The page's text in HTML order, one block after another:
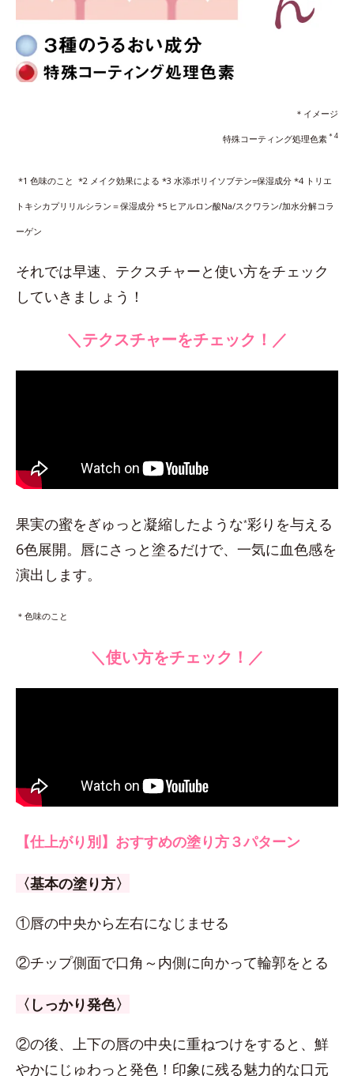
＊イメージ
特殊コーティング処理色素＊4
*1 色味のこと *2 メイク効果による *3 水添ポリイソブテン=保湿成分 *4 トリエ
トキシカプリリルシラン＝保湿成分 *5 ヒアルロン酸Na/スクワラン/加水分解コラ
ーゲン
それでは早速、テクスチャーと使い方をチェック
していきましょう！
＼テクスチャーをチェック！／
果実の蜜をぎゅっと凝縮したような*彩りを与える
6色展開。唇にさっと塗るだけで、一気に血色感を
演出します。
＊色味のこと
＼使い方をチェック！／
【仕上がり別】おすすめの塗り方３パターン
〈基本の塗り方〉
①唇の中央から左右になじませる
②チップ側面で口角～内側に向かって輪郭をとる
〈しっかり発色〉
②の後、上下の唇の中央に重ねつけをすると、鮮
やかにじゅわっと発色！印象に残る魅力的な口元